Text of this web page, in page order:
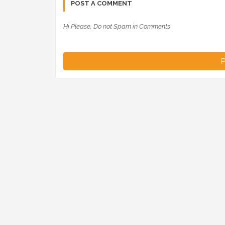
POST A COMMENT
Hi Please, Do not Spam in Comments